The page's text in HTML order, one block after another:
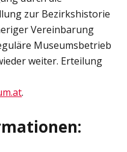
zur Bezirkshistorie
Vereinbarung
Museumsbetrieb
weiter. Erteilung
.